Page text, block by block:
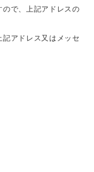
で、上記アドレスの
アドレス又はメッセ